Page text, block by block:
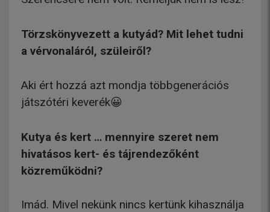
Törzskönyvezett a kutyád? Mit lehet tudni
a vérvonaláról, szüleiről?
Aki ért hozzá azt mondja többgenerációs
játszótéri keverék😀
Kutya és kert … mennyire szeret nem
hivatásos kert- és tájrendezőként
közreműködni?
Imád. Mivel nekünk nincs kertünk kihasználja